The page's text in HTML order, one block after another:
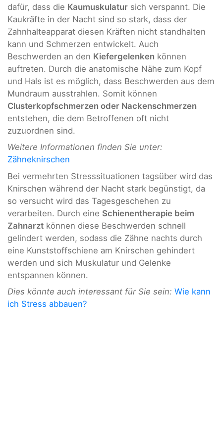
dafür, dass die Kaumuskulatur sich verspannt. Die
Kaukräfte in der Nacht sind so stark, dass der
Zahnhalteapparat diesen Kräften nicht standhalten
kann und Schmerzen entwickelt. Auch
Beschwerden an den Kiefergelenken können
auftreten. Durch die anatomische Nähe zum Kopf
und Hals ist es möglich, dass Beschwerden aus dem
Mundraum ausstrahlen. Somit können
Clusterkopfschmerzen oder Nackenschmerzen
entstehen, die dem Betroffenen oft nicht
zuzuordnen sind.
Weitere Informationen finden Sie unter:
Zähneknirschen
Bei vermehrten Stresssituationen tagsüber wird das
Knirschen während der Nacht stark begünstigt, da
so versucht wird das Tagesgeschehen zu
verarbeiten. Durch eine Schienentherapie beim
Zahnarzt können diese Beschwerden schnell
gelindert werden, sodass die Zähne nachts durch
eine Kunststoffschiene am Knirschen gehindert
werden und sich Muskulatur und Gelenke
entspannen können.
Dies könnte auch interessant für Sie sein: Wie kann
ich Stress abbauen?